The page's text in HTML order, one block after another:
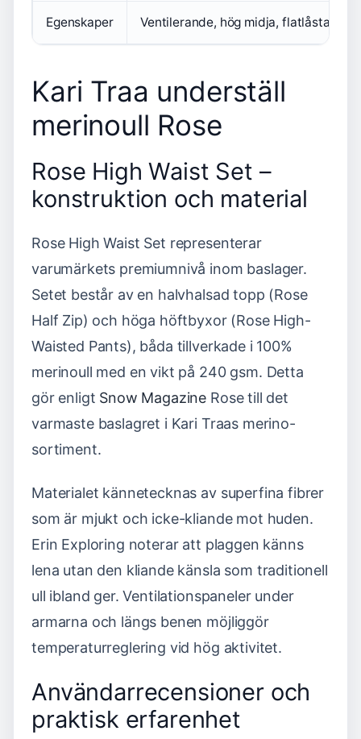
Egenskaper Ventilerande, hög midja, flatlåsta
Kari Traa underställ
merinoull Rose
Rose High Waist Set –
konstruktion och material
Rose High Waist Set representerar
varumärkets premiumnivå inom baslager.
Setet består av en halvhalsad topp (Rose
Half Zip) och höga höftbyxor (Rose High-
Waisted Pants), båda tillverkade i 100%
merinoull med en vikt på 240 gsm. Detta
gör enligt Snow Magazine Rose till det
varmaste baslagret i Kari Traas merino-
sortiment.
Materialet kännetecknas av superfina fibrer
som är mjukt och icke-kliande mot huden.
Erin Exploring noterar att plaggen känns
lena utan den kliande känsla som traditionell
ull ibland ger. Ventilationspaneler under
armarna och längs benen möjliggör
temperaturreglering vid hög aktivitet.
Användarrecensioner och
praktisk erfarenhet